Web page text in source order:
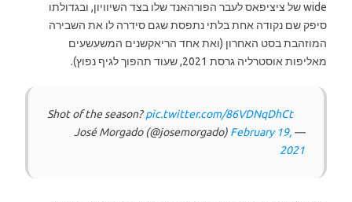
wide של ציציפאס לעבר הפורהאנד שלו בצד השיוויון, ובגדולתו
סיפק שם נקודה אחת בלתי נתפסת שגם סידרה לו את השבירה
המוזהבת בסט האחרון (ואת אחד הריאקשנים המשעשעים
מאליפות אוסטרליה גרסת 2021, שעוד תהפוך לגיף נפוץ).
Shot of the season?pic.twitter.com/86VDNqDhCt
— José Morgado (@josemorgado)
February 19,
2021